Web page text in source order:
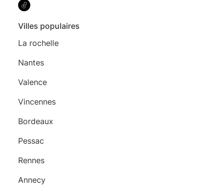
Villes populaires
La rochelle
Nantes
Valence
Vincennes
Bordeaux
Pessac
Rennes
Annecy